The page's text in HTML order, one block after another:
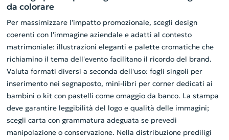
da colorare
Per massimizzare l'impatto promozionale, scegli design
coerenti con l'immagine aziendale e adatti al contesto
matrimoniale: illustrazioni eleganti e palette cromatiche che
richiamino il tema dell'evento facilitano il ricordo del brand.
Valuta formati diversi a seconda dell'uso: fogli singoli per
inserimento nei segnaposto, mini-libri per corner dedicati ai
bambini o kit con pastelli come omaggio da banco. La stampa
deve garantire leggibilità del logo e qualità delle immagini;
scegli carta con grammatura adeguata se prevedi
manipolazione o conservazione. Nella distribuzione prediligi